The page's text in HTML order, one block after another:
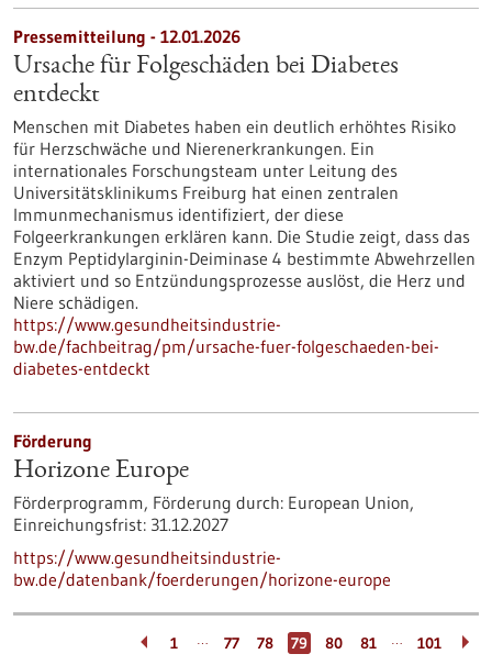
Pressemitteilung - 12.01.2026
Ursache für Folgeschäden bei Diabetes
entdeckt
Menschen mit Diabetes haben ein deutlich erhöhtes Risiko
für Herzschwäche und Nierenerkrankungen. Ein
internationales Forschungsteam unter Leitung des
Universitätsklinikums Freiburg hat einen zentralen
Immunmechanismus identifiziert, der diese
Folgeerkrankungen erklären kann. Die Studie zeigt, dass das
Enzym Peptidylarginin-Deiminase 4 bestimmte Abwehrzellen
aktiviert und so Entzündungsprozesse auslöst, die Herz und
Niere schädigen.
https://www.gesundheitsindustrie-
bw.de/fachbeitrag/pm/ursache-fuer-folgeschaeden-bei-
diabetes-entdeckt
Förderung
Horizone Europe
Förderprogramm, Förderung durch: European Union,
Einreichungsfrist: 31.12.2027
https://www.gesundheitsindustrie-
bw.de/datenbank/foerderungen/horizone-europe
1 … 77 78 79 80 81 … 101